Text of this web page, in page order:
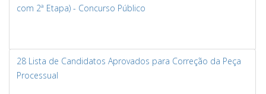
com 2ª Etapa) - Concurso Público
28 Lista de Candidatos Aprovados para Correção da Peça
Processual